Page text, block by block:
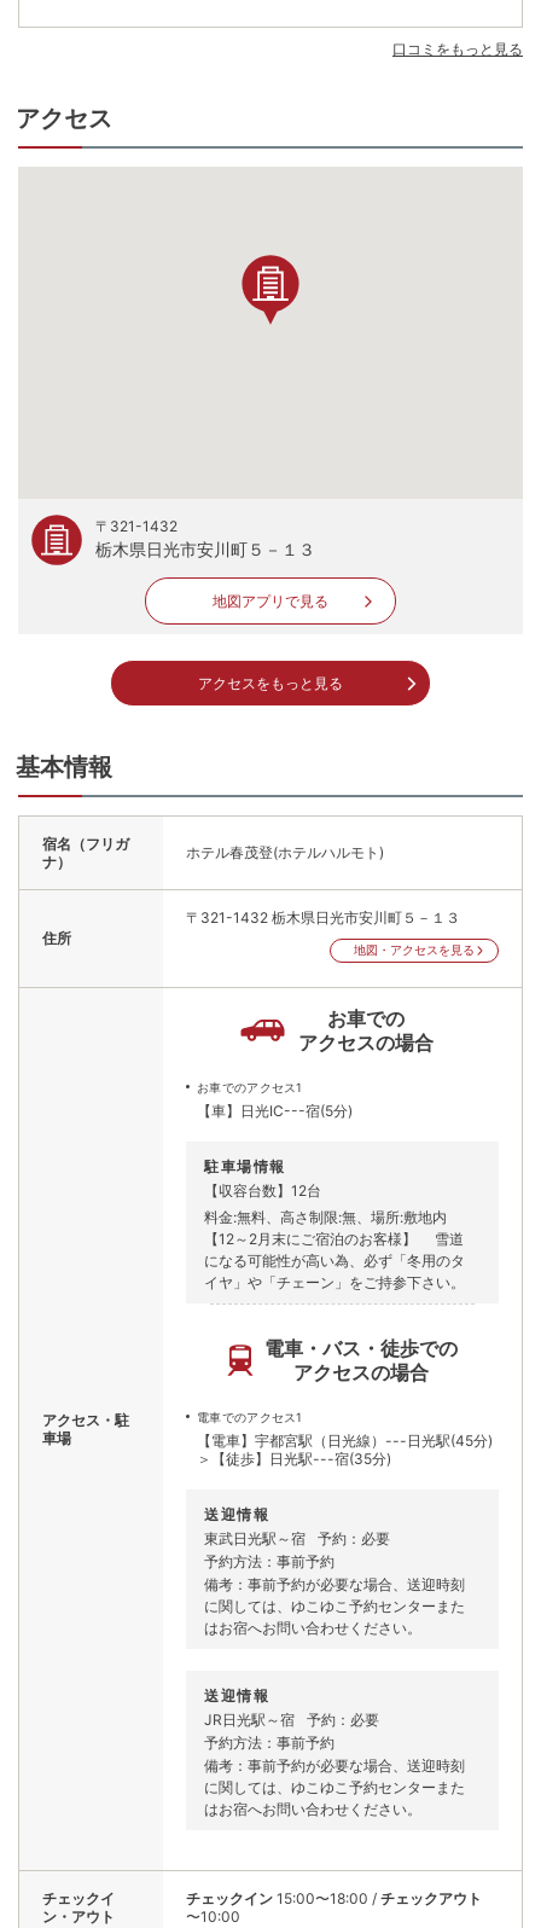
口コミをもっと見る
アクセス
〒321-1432
栃木県日光市安川町５－１３
地図アプリで見る
アクセスをもっと見る
基本情報
宿名（フリガ
ナ）
ホテル春茂登(ホテルハルモト)
住所
〒321-1432 栃木県日光市安川町５－１３
地図・アクセスを見る
アクセス・駐
車場
お車での
アクセスの場合
お車でのアクセス1
【車】日光IC---宿(5分)
駐車場情報
【収容台数】12台
料金:無料、高さ制限:無、場所:敷地内
【12～2月末にご宿泊のお客様】 雪道
になる可能性が高い為、必ず「冬用のタ
イヤ」や「チェーン」をご持参下さい。
電車・バス・徒歩での
アクセスの場合
電車でのアクセス1
【電車】宇都宮駅（日光線）---日光駅(45分)
＞【徒歩】日光駅---宿(35分)
送迎情報
東武日光駅～宿
予約：必要
予約方法：事前予約
備考：事前予約が必要な場合、送迎時刻
に関しては、ゆこゆこ予約センターまた
はお宿へお問い合わせください。
送迎情報
JR日光駅～宿
予約：必要
予約方法：事前予約
備考：事前予約が必要な場合、送迎時刻
に関しては、ゆこゆこ予約センターまた
はお宿へお問い合わせください。
チェックイ
ン・アウト
チェックイン 15:00〜18:00 / チェックアウト
〜10:00